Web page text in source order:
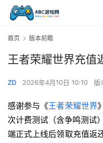
首页 版本前瞻
王者荣耀世界充值
ZD 2026年4月10日 10:10 版
感谢参与《王者荣耀世界
次计费测试（含争鸣测试
端正式上线后领取充值返